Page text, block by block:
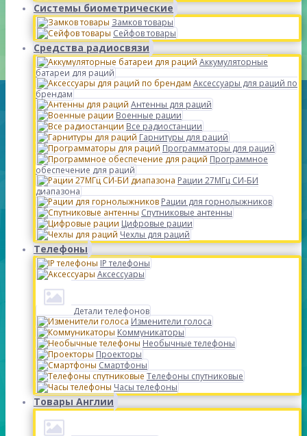
Системы биометрические
Замков товары
Сейфов товары
Средства радиосвязи
Аккумуляторные
батареи для раций
Аксессуары для раций по
брендам
Антенны для раций
Военные рации
Все радиостанции
Гарнитуры для раций
Программаторы для раций
Программное
обеспечение для раций
Рации 27МГц СИ-БИ
диапазона
Рации для горнолыжников
Спутниковые антенны
Цифровые рации
Чехлы для раций
Телефоны
IP телефоны
Аксессуары
Детали телефонов
Изменители голоса
Коммуникаторы
Необычные телефоны
Проекторы
Смартфоны
Телефоны спутниковые
Часы телефоны
Товары Англии